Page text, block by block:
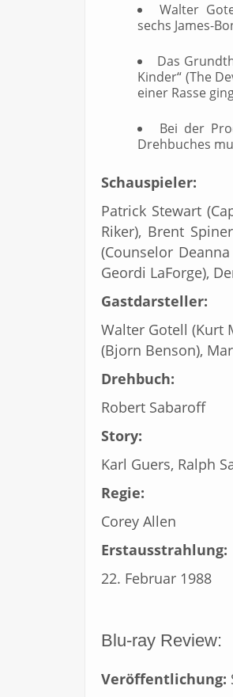
Walter
sechs James-
Das
Kinder“ (The
einer Rasse
Bei der
Drehbuches
Schauspieler:
Patrick Stewart
Riker), Brent
(Counselor
Geordi LaForge),
Gastdarsteller:
Walter Gotell (Kurt
(Bjorn Benson),
Drehbuch:
Robert Sabaroff
Story:
Karl Guers, Ralph
Regie:
Corey Allen
Erstausstrahlung:
22. Februar 1988
Blu-ray Review:
Veröffentlichung: